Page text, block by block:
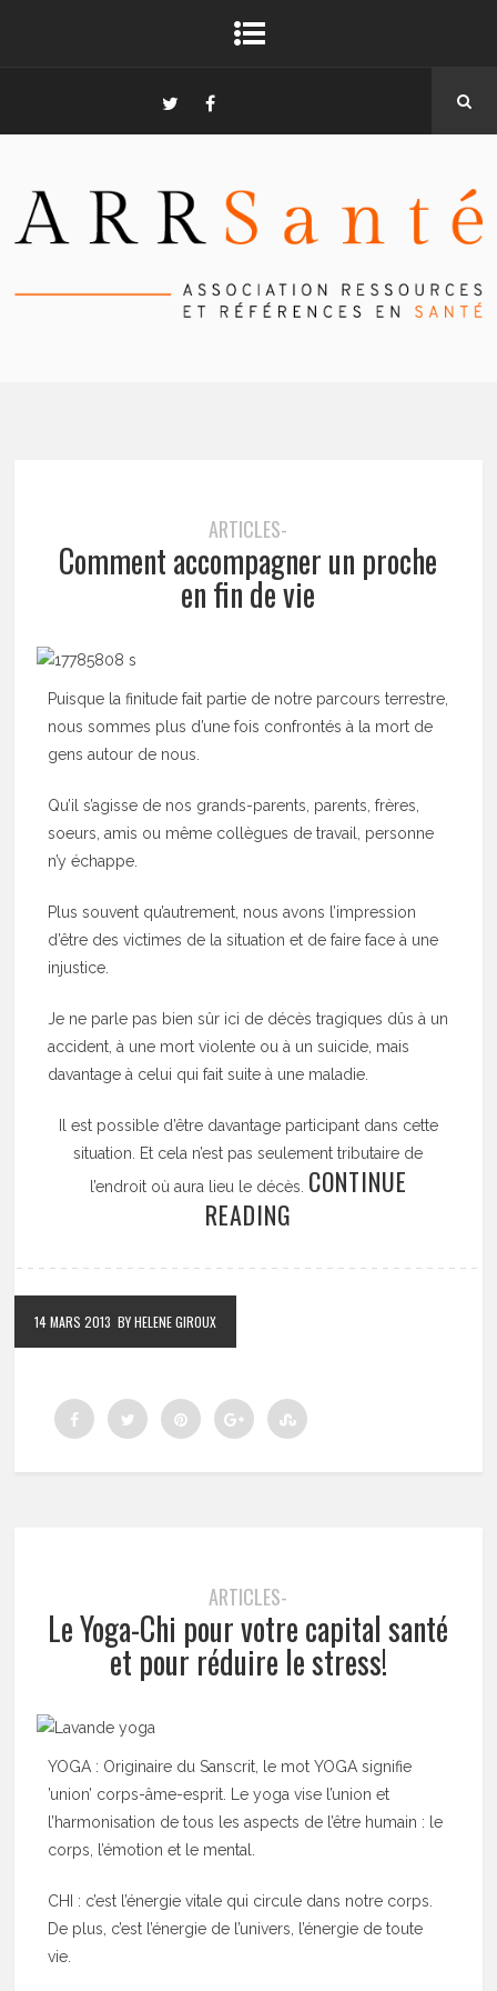
ARTICLES-
Comment accompagner un proche
en fin de vie
Puisque la finitude fait partie de notre parcours terrestre,
nous sommes plus d’une fois confrontés à la mort de
gens autour de nous.
Qu’il s’agisse de nos grands-parents, parents, frères,
soeurs, amis ou même collègues de travail, personne
n’y échappe.
Plus souvent qu’autrement, nous avons l’impression
d’être des victimes de la situation et de faire face à une
injustice.
Je ne parle pas bien sûr ici de décès tragiques dûs à un
accident, à une mort violente ou à un suicide, mais
davantage à celui qui fait suite à une maladie.
Il est possible d’être davantage participant dans cette
situation. Et cela n’est pas seulement tributaire de
l’endroit où aura lieu le décès. CONTINUE
READING
14 MARS 2013 BY HELENE GIROUX
ARTICLES-
Le Yoga-Chi pour votre capital santé
et pour réduire le stress!
YOGA : Originaire du Sanscrit, le mot YOGA signifie
’union’ corps-âme-esprit. Le yoga vise l’union et
l’harmonisation de tous les aspects de l’être humain : le
corps, l’émotion et le mental.
CHI : c’est l’énergie vitale qui circule dans notre corps.
De plus, c’est l’énergie de l’univers, l’énergie de toute
vie.